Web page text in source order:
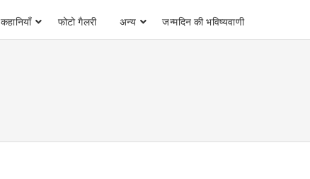
कहानियाँ फोटो गैलरी अन्य जन्मदिन की भविष्यवाणी